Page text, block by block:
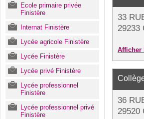
Ecole primaire privée
Finistère
Internat Finistère
Lycée agricole Finistère
Lycée Finistère
Lycée privé Finistère
Lycée professionnel
Finistère
Lycée professionnel privé
Finistère
33
29233
Afficher
36
29520